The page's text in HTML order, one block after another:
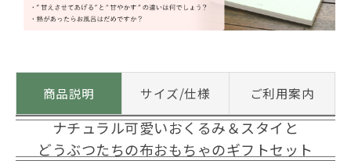
商品説明 サイズ/仕様 ご利用案内
ナチュラル可愛いおくるみ＆スタイと
どうぶつたちの布おもちゃのギフトセット